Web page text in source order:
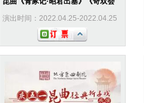
演出时间：2022.04.25-2022.04.25